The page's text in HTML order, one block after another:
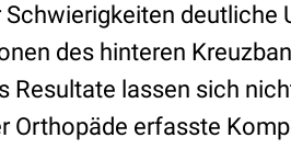
deutliche
des hinteren
Resultate lassen sich
Orthopäde erfasste